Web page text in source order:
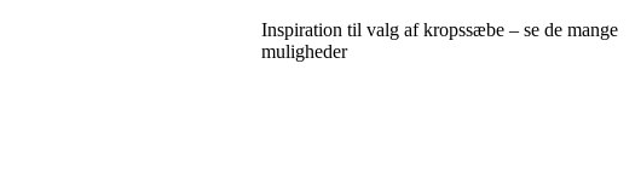
Inspiration til valg af kropssæbe – se de mange
muligheder